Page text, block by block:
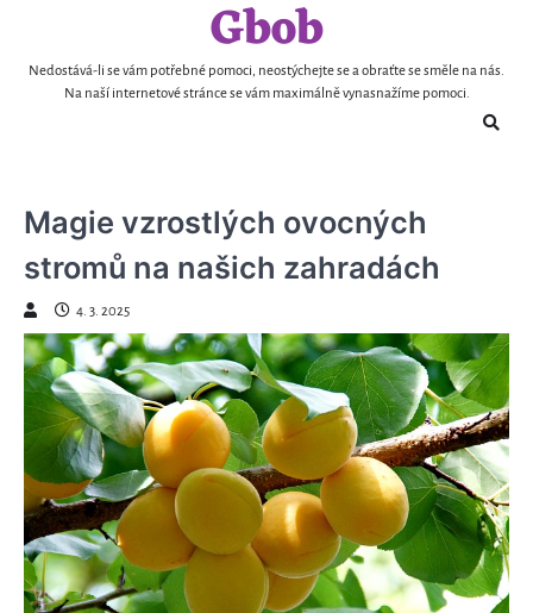
content
Gbob
Nedostává-li se vám potřebné pomoci, neostýchejte se a obraťte se směle na nás.
Na naší internetové stránce se vám maximálně vynasnažíme pomoci.
Magie vzrostlých ovocných
stromů na našich zahradách
4. 3. 2025